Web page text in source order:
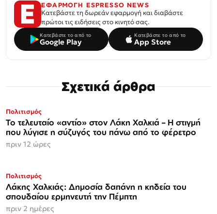
ΕΦΑΡΜΟΓΗ ESPRESSO NEWS
Κατεβάστε τη δωρεάν εφαρμογή και διαβάστε
πρώτοι τις ειδήσεις στο κινητό σας.
Κατεβάστε το από το
Google Play
Κατεβάστε το από το
App Store
Σχετικά άρθρα
Πολιτισμός
Το τελευταίο «αντίο» στον Λάκη Χαλκιά – Η στιγμή
που λύγισε η σύζυγός του πάνω από το φέρετρο
πριν 12 ώρες
Πολιτισμός
Λάκης Χαλκιάς: Δημοσία δαπάνη η κηδεία του
σπουδαίου ερμηνευτή την Πέμπτη
πριν 2 ημέρες